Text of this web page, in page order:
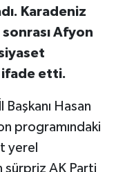
Karadeniz
Afyon
ifade etti.
Hasan
programındaki
yerel
sürpriz AK Parti